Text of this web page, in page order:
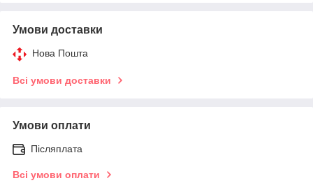
Умови доставки
Нова Пошта
Всі умови доставки
Умови оплати
Післяплата
Всі умови оплати